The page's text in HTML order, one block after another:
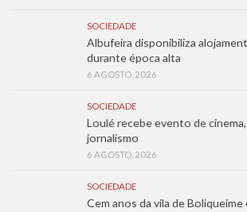
SOCIEDADE
Albufeira disponibiliza
durante época alta
6 AGOSTO, 2026
SOCIEDADE
Loulé recebe evento de
jornalismo
6 AGOSTO, 2026
SOCIEDADE
Cem anos da vila de